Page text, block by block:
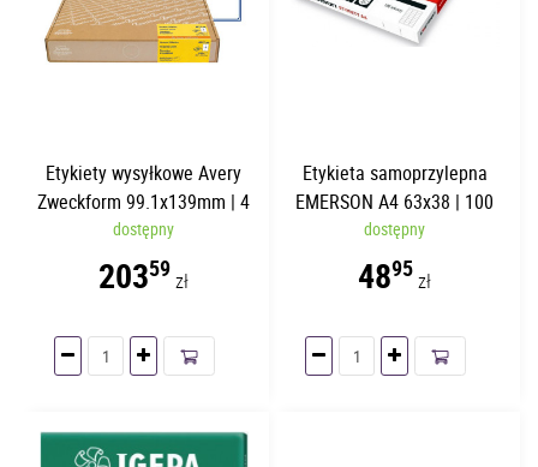
Etykiety wysyłkowe Avery
Zweckform 99.1x139mm | 4
etykiety/str. | 300 arkuszy
dostępny
20359zł
Etykieta samoprzylepna
EMERSON A4 63x38 | 100
arkuszy | 21 etykiet/str.
dostępny
4895zł